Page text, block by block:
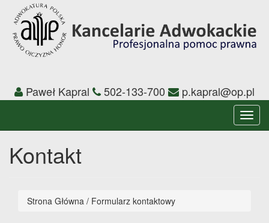
Paweł Kapral 502-133-700 p.kapral@op.pl
Kontakt
Strona Główna / Formularz kontaktowy